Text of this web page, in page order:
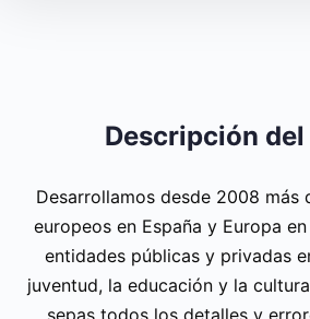
Descripción
Desarrollamos desde 2008
europeos en España y Europa
entidades públicas y privadas
juventud, la educación y la
sepas todos los detalles y